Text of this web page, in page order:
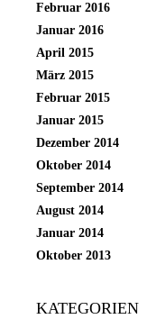
Februar 2016
Januar 2016
April 2015
März 2015
Februar 2015
Januar 2015
Dezember 2014
Oktober 2014
September 2014
August 2014
Januar 2014
Oktober 2013
KATEGORIEN